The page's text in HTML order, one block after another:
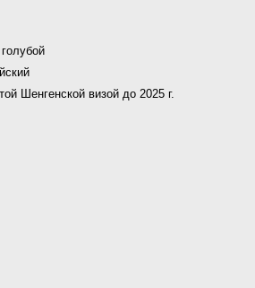
Шенгенской визой до 2025 г.